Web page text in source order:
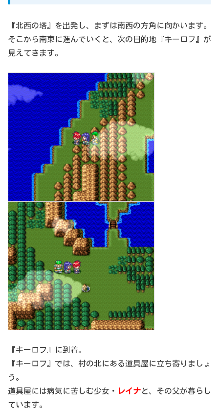
『北西の塔』を出発し、まずは南西の方角に向かいます。
そこから南東に進んでいくと、次の目的地『キーロフ』が
見えてきます。
『キーロフ』に到着。
『キーロフ』では、村の北にある道具屋に立ち寄りましょ
う。
道具屋には病気に苦しむ少女・
レイナと、その父が暮らし
ています。